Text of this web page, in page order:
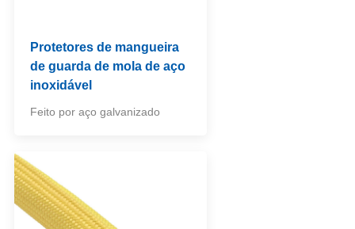
Protetores de mangueira
de guarda de mola de aço
inoxidável
Feito por aço galvanizado